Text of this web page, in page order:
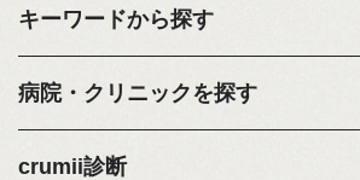
キーワードから探す
病院・クリニックを探す
crumii診断